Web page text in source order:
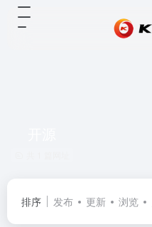
排序 发布 更新 浏览